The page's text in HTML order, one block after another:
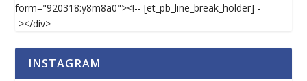
form="920318:y8m8a0"><!-- [et_pb_line_break_holder] -
-></div>
INSTAGRAM